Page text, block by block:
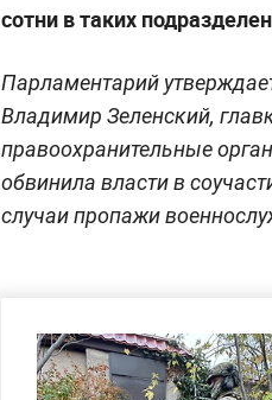
сотни в таких
Парламентарий
Владимир Зеленский,
правоохранительные
обвинила власти в
случаи пропажи